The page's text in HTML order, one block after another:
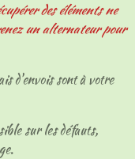
des éléments ne
un alternateur pour
d'envois sont à votre
sur les défauts,